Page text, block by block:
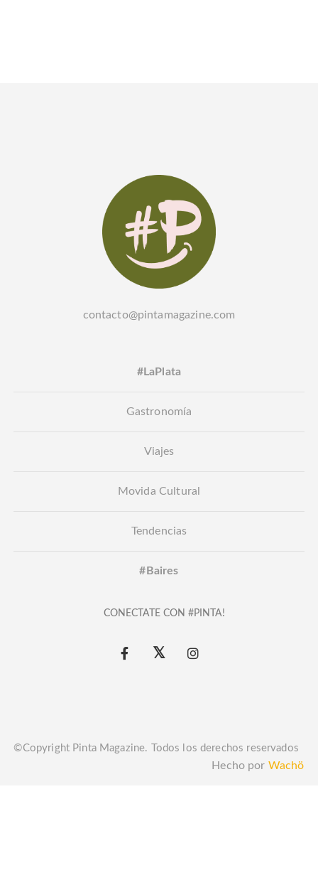
contacto@pintamagazine.com
#LaPlata
Gastronomía
Viajes
Movida Cultural
Tendencias
#Baires
CONECTATE CON #PINTA!
©Copyright Pinta Magazine. Todos los derechos reservados
Hecho por Wachö